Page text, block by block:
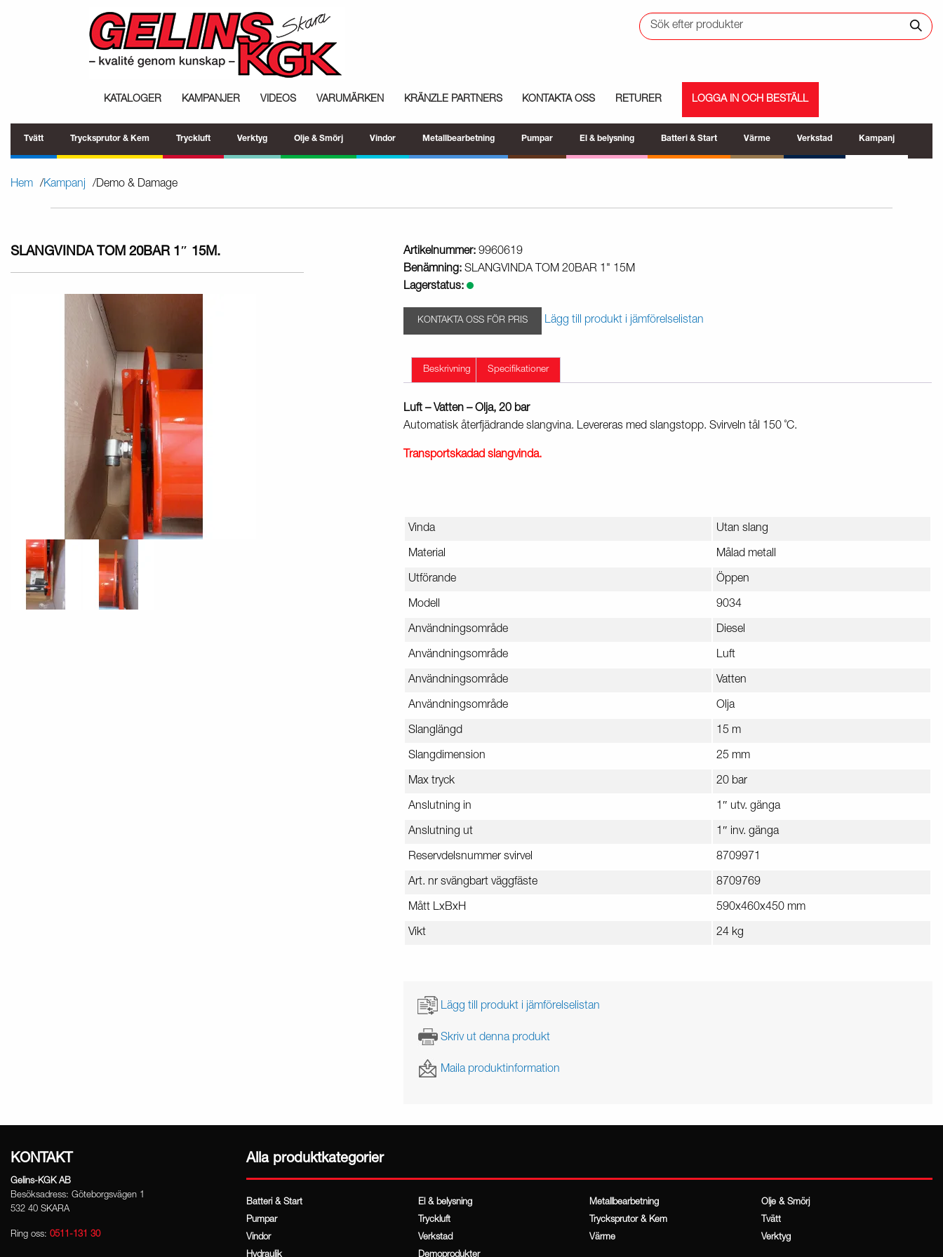
KATALOGER KAMPANJER VIDEOS VARUMÄRKEN KRÄNZLE PARTNERS KONTAKTA OSS RETURER LOGGA IN OCH BESTÄLL
Tvätt Trycksprutor & Kem Tryckluft Verktyg Olje & Smörj Vindor Metallbearbetning Pumpar El & belysning Batteri & Start Värme Verkstad Kampanj
Hem Kampanj Demo & Damage
SLANGVINDA TOM 20BAR 1″ 15M. Artikelnummer: 9960619
Benämning: SLANGVINDA TOM 20BAR 1" 15M
Lagerstatus:
KONTAKTA OSS FÖR PRIS Lägg till produkt i jämförelselistan
Beskrivning Specifikationer
Luft – Vatten – Olja, 20 bar
Automatisk återfjädrande slangvina. Levereras med slangstopp. Svirveln tål 150 ˚C.
Transportskadad slangvinda.
Vinda Utan slang
Material Målad metall
Utförande Öppen
Modell 9034
Användningsområde Diesel
Användningsområde Luft
Användningsområde Vatten
Användningsområde Olja
Slanglängd 15 m
Slangdimension 25 mm
Max tryck 20 bar
Anslutning in 1″ utv. gänga
Anslutning ut 1″ inv. gänga
Reservdelsnummer svirvel 8709971
Art. nr svängbart väggfäste 8709769
Mått LxBxH 590x460x450 mm
Vikt 24 kg
Lägg till produkt i jämförelselistan
Skriv ut denna produkt
Maila produktinformation
KONTAKT
Gelins-KGK AB
Besöksadress: Göteborgsvägen 1
532 40 SKARA
Ring oss: 0511-131 30
Alla produktkategorier
Batteri & Start El & belysning Metallbearbetning
Olje & Smörj
Pumpar
Tryckluft Trycksprutor & Kem
Tvätt
Vindor
Verkstad Värme
Verktyg